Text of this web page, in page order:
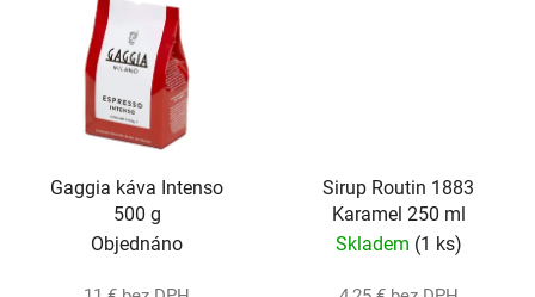
Gaggia káva Intenso
500 g
Objednáno
Sirup Routin 1883
Karamel 250 ml
Skladem (1 ks)